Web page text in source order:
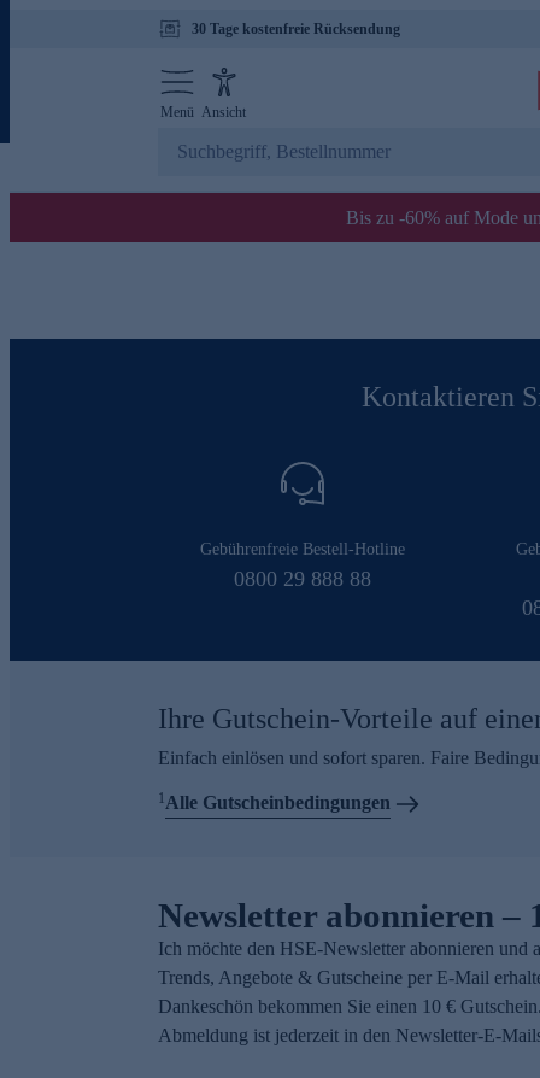
30 Tage kostenfreie Rücksendung
Menü Ansicht
Bis zu -60% auf Mode
Kontaktieren
Gebührenfreie Bestell-Hotline
0800 29 888 88
Ihre Gutschein-Vorteile auf
Einfach einlösen und sofort sparen. Faire
1Alle Gutscheinbedingungen
Newsletter abonnieren –
Ich möchte den HSE-Newsletter abonnieren und
Trends, Angebote & Gutscheine per E-Mail
Dankeschön bekommen Sie einen 10 €
Abmeldung ist jederzeit in den Newsletter-E-